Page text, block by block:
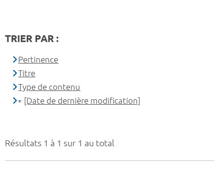
Résultats 1 à 1 sur 1 au total
TRIER PAR :
Pertinence
Titre
Type de contenu
[Date de dernière modification]